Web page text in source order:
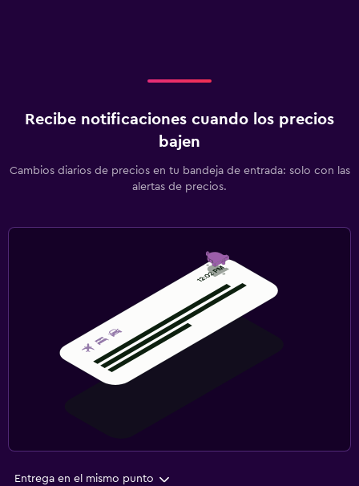
Recibe notificaciones cuando los precios
bajen
Cambios diarios de precios en tu bandeja de entrada: solo con las
alertas de precios.
Entrega en el mismo punto